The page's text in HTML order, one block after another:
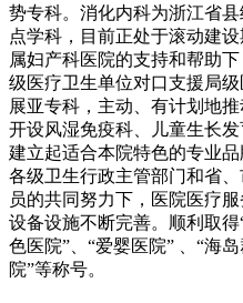
势专科。消化内科为浙江省
点学科，目前正处于滚动建
属妇产科医院的支持和帮助
级医疗卫生单位对口支援局
展亚专科，主动、有计划地
开设风湿免疫科、儿童生长
建立起适合本院特色的专业
各级卫生行政主管部门和省
员的共同努力下，医院医疗
设备设施不断完善。顺利取得
色医院”、“爱婴医院” 、“海
院”等称号。